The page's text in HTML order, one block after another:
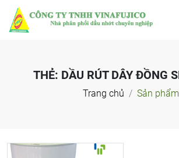
THẺ: DẦU RÚT DÂY ĐỒNG
Trang chủ Sản phẩm